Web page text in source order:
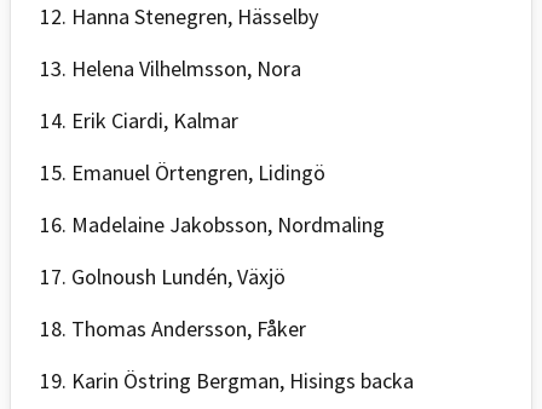
12. Hanna Stenegren, Hässelby
13. Helena Vilhelmsson, Nora
14. Erik Ciardi, Kalmar
15. Emanuel Örtengren, Lidingö
16. Madelaine Jakobsson, Nordmaling
17. Golnoush Lundén, Växjö
18. Thomas Andersson, Fåker
19. Karin Östring Bergman, Hisings backa